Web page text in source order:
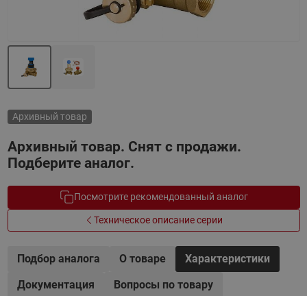
Архивный товар
Архивный товар. Снят с продажи.
Подберите аналог.
Посмотрите рекомендованный аналог
Техническое описание серии
Подбор аналога О товаре
Характеристики
Документация
Вопросы по товару